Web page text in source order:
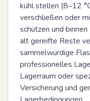
kühl stellen (8–12
verschließen oder
schützen und
alt gereifte Reste
sammelwürdige
professionelles
Lagerraum oder
Versicherung und